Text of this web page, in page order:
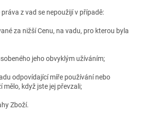
z vad se nepoužijí v případě:
za nižší Cenu, na vadu, pro kterou byla
jeho obvyklým užíváním;
odpovídající míře používání nebo
když jste jej převzali;
Zboží.